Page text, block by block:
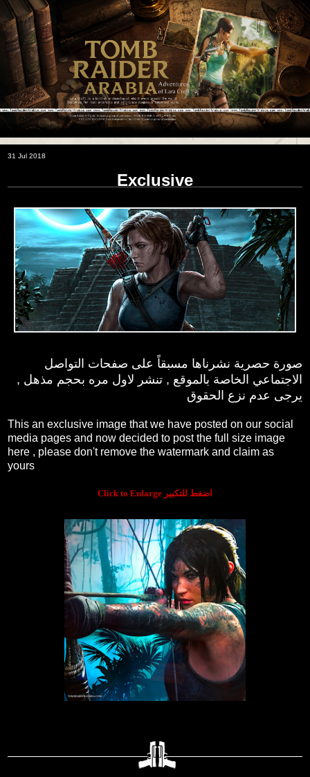
31 Jul 2018
Exclusive
صورة حصرية نشرناها مسبقاً على صفحات التواصل
الاجتماعي الخاصة بالموقع , تنشر لاول مره بحجم مذهل ,
يرجى عدم نزع الحقوق
This an exclusive image that we have posted on our social
media pages and now decided to post the full size image
here , please don't remove the watermark and claim as
yours
Click to Enlarge اضغط للتكبير